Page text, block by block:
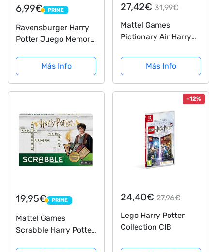
6,99€ PRIME
PRIME
Ravensburger Harry
Potter Juego Memory
(10V60528781V10)
Más Info
27,42€ 31,99€
Mattel Games
Pictionary Air Harry
dibujas en pantalla,
con varita para
dibujar en el aire,
juego de mesa para
niños +8 años (Mattel
HDC62)
Más Info
19,95€ PRIME
PRIME
Mattel Games
Scrabble Harry Potter
-12%
24,40€ 27,96€
Lego Harry Potter
Collection CIB